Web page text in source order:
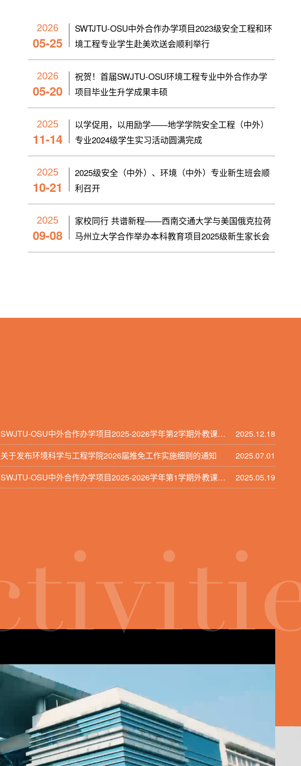
2026
05-25
SWTJTU-OSU中外合作办学项目2023级安全工程和环
境工程专业学生赴美欢送会顺利举行
2026
05-20
祝贺！首届SWJTU-OSU环境工程专业中外合作办学
项目毕业生升学成果丰硕
2025
11-14
以学促用，以用励学——地学学院安全工程（中外）
专业2024级学生实习活动圆满完成
2025
10-21
2025级安全（中外）、环境（中外）专业新生班会顺
利召开
2025
09-08
家校同行 共谱新程——西南交通大学与美国俄克拉荷
马州立大学合作举办本科教育项目2025级新生家长会
SWJTU-OSU中外合作办学项目2025-2026学年第2学期外教课程
助教招聘公告
2025.12.18
关于发布环境科学与工程学院2026届推免工作实施细则的通知
2025.07.01
SWJTU-OSU中外合作办学项目2025-2026学年第1学期外教课程
2025.05.19